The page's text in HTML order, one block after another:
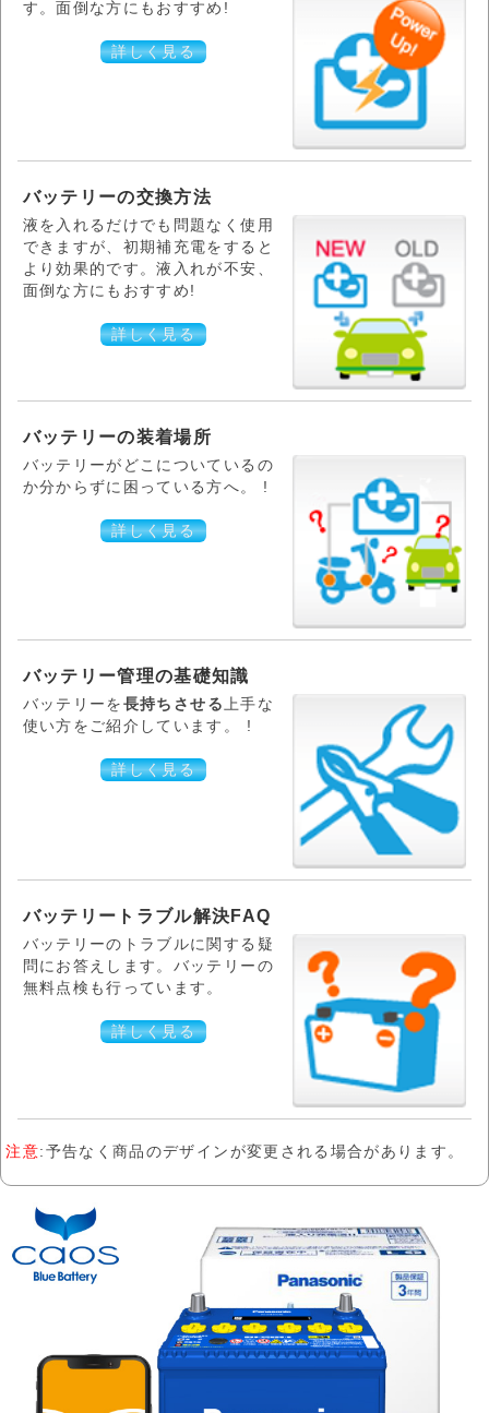
す。面倒な方にもおすすめ!
詳しく見る
バッテリーの交換方法
液を入れるだけでも問題なく使用
できますが、初期補充電をすると
より効果的です。液入れが不安、
面倒な方にもおすすめ!
詳しく見る
バッテリーの装着場所
バッテリーがどこについているの
か分からずに困っている方へ。 !
詳しく見る
バッテリー管理の基礎知識
バッテリーを 長持ちさせる上手な
使い方をご紹介しています。 !
詳しく見る
バッテリートラブル解決FAQ
バッテリーのトラブルに関する疑
問にお答えします。バッテリーの
無料点検も行っています。
詳しく見る
注意:予告なく商品のデザインが変更される場合があります。